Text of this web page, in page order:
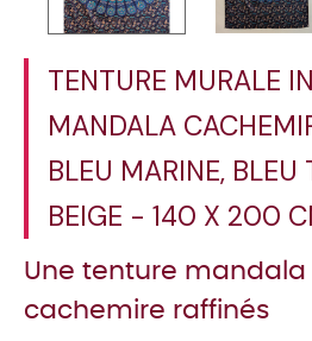
TENTURE MURALE
MANDALA
BLEU MARINE, BLEU
BEIGE - 140 X 200
Une tenture mandala
cachemire raffinés